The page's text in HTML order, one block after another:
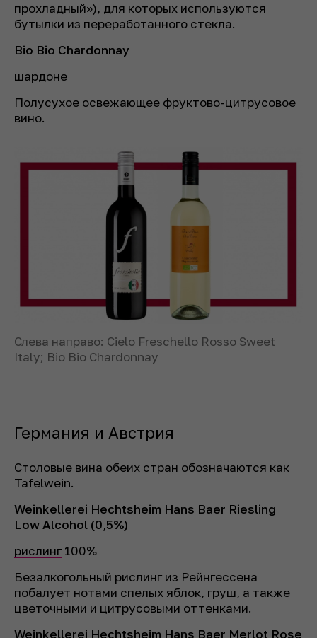
прохладный»), для которых используются
бутылки из переработанного стекла.
Bio Bio Chardonnay
шардоне
Полусухое освежающее фруктово-цитрусовое
вино.
Слева направо: Cielo Freschello Rosso Sweet
Italy; Bio Bio Chardonnay
Германия и Австрия
Столовые вина обеих стран обозначаются как
Tafelwein.
Weinkellerei Hechtsheim Hans Baer Riesling
Low Alcohol (0,5%)
рислинг 100%
Безалкогольный рислинг из Рейнгессена
побалует нотами спелых яблок, груш, а также
цветочными и цитрусовыми оттенками.
Weinkellerei Hechtsheim Hans Baer Merlot Rose